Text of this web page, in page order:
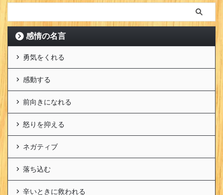
感情の名言
勇気をくれる
感動する
前向きになれる
怒りを抑える
ネガティブ
落ち込む
辛いときに救われる